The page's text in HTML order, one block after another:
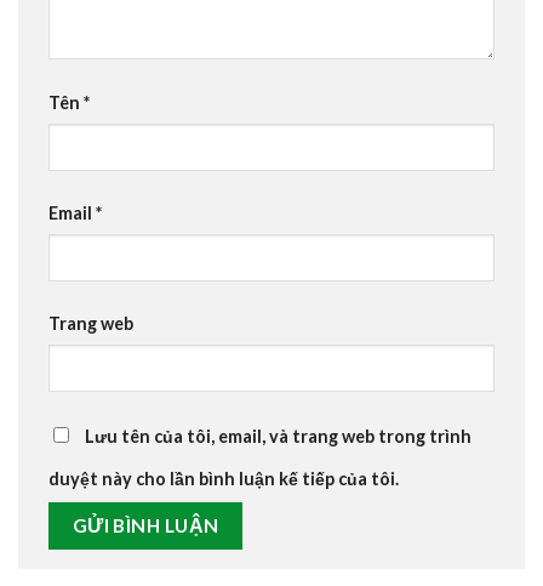
Tên *
Email *
Trang web
Lưu tên của tôi, email, và trang web trong trình
duyệt này cho lần bình luận kế tiếp của tôi.